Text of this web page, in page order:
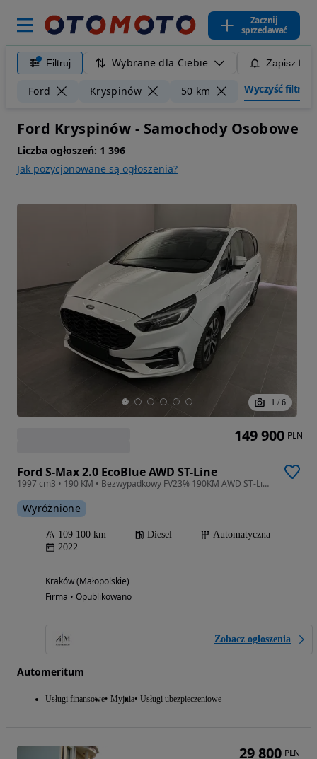
Zacznij
sprzedawać
Filtruj Wybrane dla Ciebie Zapisz
Ford Kryspinów 50 km Wyczyść filtry
Ford Kryspinów - Samochody Osobowe
Liczba ogłoszeń: 1 396
Jak pozycjonowane są ogłoszenia?
1 / 6
Ford S-Max 2.0 EcoBlue AWD ST-Line
1997 cm3 • 190 KM • Bezwypadkowy FV23% 190KM AWD ST-Line Panorama WEBASTO
Wyróżnione
109 100 km Diesel
Automatyczna
2022
Kraków (Małopolskie)
Firma • Opublikowano
Zobacz ogłoszenia
Automeritum
Usługi finansowe Myjnia Usługi ubezpieczeniowe
149 900 PLN
29 800 PLN